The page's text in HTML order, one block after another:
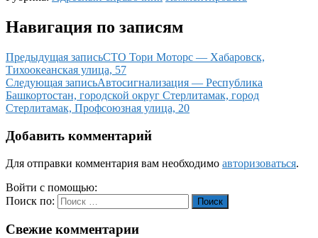
Навигация по записям
Предыдущая записьСТО Тори Моторс — Хабаровск,
Тихоокеанская улица, 57
Следующая записьАвтосигнализация — Республика
Башкортостан, городской округ Стерлитамак, город
Стерлитамак, Профсоюзная улица, 20
Добавить комментарий
Для отправки комментария вам необходимо авторизоваться.
Войти с помощью:
Поиск по:
Поиск
Свежие комментарии